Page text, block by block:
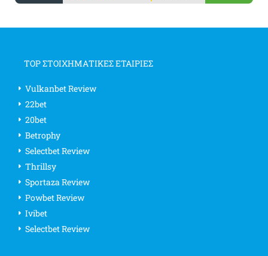
TOP ΣΤΟΙΧΗΜΑΤΙΚΕΣ ΕΤΑΙΡΙΕΣ
Vulkanbet Review
22bet
20bet
Betrophy
Selectbet Review
Thrillsy
Sportaza Review
Powbet Review
Ivibet
Selectbet Review